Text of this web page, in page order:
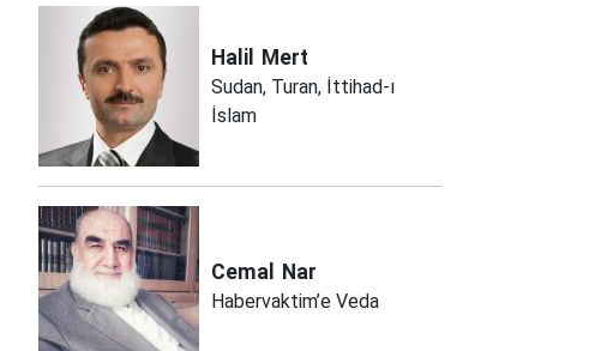
Halil Mert
Sudan, Turan, İttihad-ı
İslam
Cemal Nar
Habervaktim’e Veda